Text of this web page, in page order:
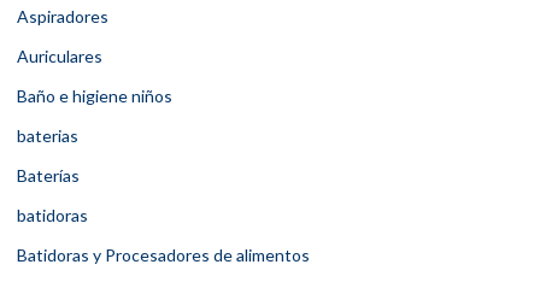
Aspiradores
Auriculares
Baño e higiene niños
baterias
Baterías
batidoras
Batidoras y Procesadores de alimentos